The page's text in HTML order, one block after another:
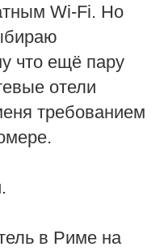
Wi-Fi. Но
что ещё пару
отели
требованием
в Риме на